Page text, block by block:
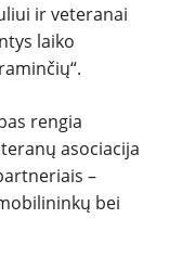
ir veteranai
laiko
rengia
asociacija
–
bei